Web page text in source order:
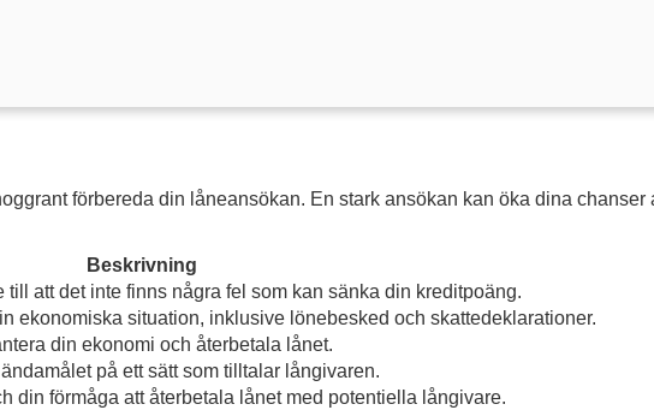
förbereda din låneansökan. En stark ansökan kan öka dina chanser
Beskrivning
att det inte finns några fel som kan sänka din kreditpoäng.
ekonomiska situation, inklusive lönebesked och skattedeklarationer.
din ekonomi och återbetala lånet.
på ett sätt som tilltalar långivaren.
din förmåga att återbetala lånet med potentiella långivare.